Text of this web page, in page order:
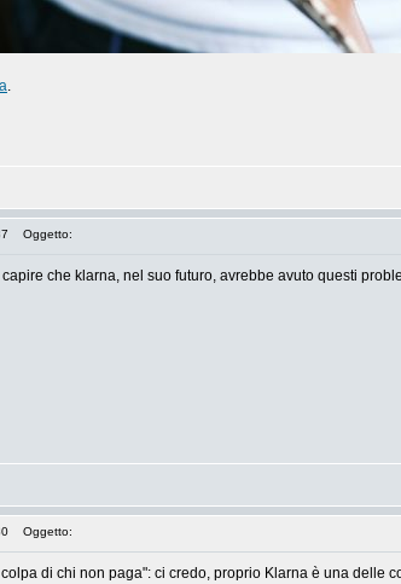
.
Oggetto:
che klarna, nel suo futuro, avrebbe avuto questi
Oggetto:
di chi non paga": ci credo, proprio Klarna è una delle